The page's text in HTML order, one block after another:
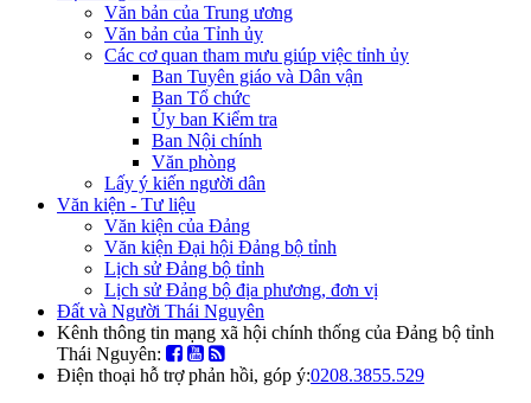
Văn bản của Trung ương
Văn bản của Tỉnh ủy
Các cơ quan tham mưu giúp việc tỉnh ủy
Ban Tuyên giáo và Dân vận
Ban Tổ chức
Ủy ban Kiểm tra
Ban Nội chính
Văn phòng
Lấy ý kiến người dân
Văn kiện - Tư liệu
Văn kiện của Đảng
Văn kiện Đại hội Đảng bộ tỉnh
Lịch sử Đảng bộ tỉnh
Lịch sử Đảng bộ địa phương, đơn vị
Đất và Người Thái Nguyên
Kênh thông tin mạng xã hội chính thống của Đảng bộ tỉnh
Thái Nguyên:
Điện thoại hỗ trợ phản hồi, góp ý:0208.3855.529